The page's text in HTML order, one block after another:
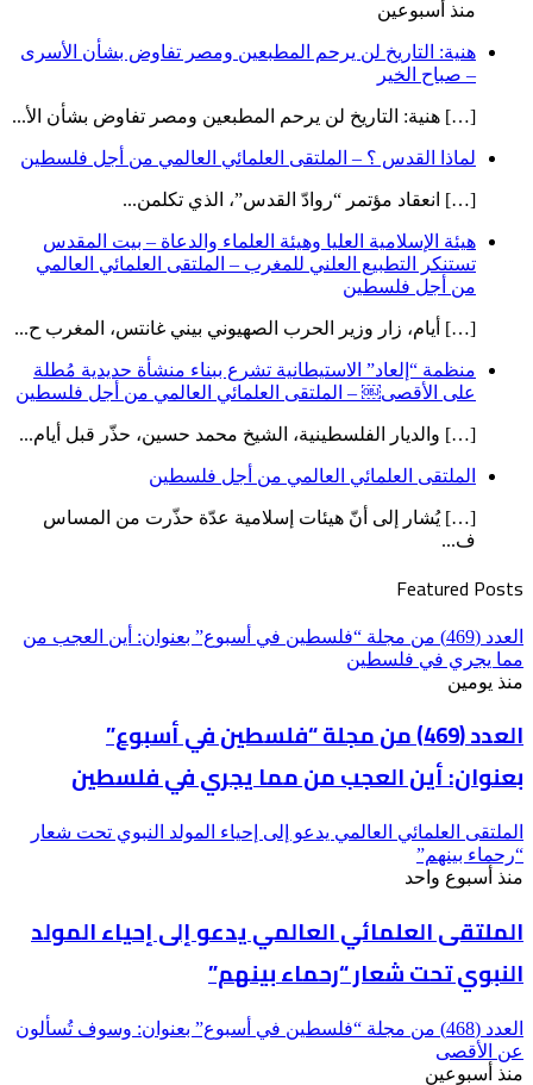
منذ أسبوعين
هنية: التاريخ لن يرحم المطبعين ومصر تفاوض بشأن الأسرى
– صباح الخير
[…] هنية: التاريخ لن يرحم المطبعين ومصر تفاوض بشأن الأ...
لماذا القدس ؟ – الملتقى العلمائي العالمي من أجل فلسطين
[…] انعقاد مؤتمر “روادّ القدس”، الذي تكلمن...
هيئة الإسلامية العليا وهيئة العلماء والدعاة – بيت المقدس
تستنكر التطبيع العلني للمغرب – الملتقى العلمائي العالمي
من أجل فلسطين
[…] أيام، زار وزير الحرب الصهيوني بيني غانتس، المغرب ح...
منظمة “إلعاد” الاستيطانية تشرع ببناء منشأة حديدية مُطلة
على الأقصى￼ – الملتقى العلمائي العالمي من أجل فلسطين
[…] والديار الفلسطينية، الشيخ محمد حسين، حذّر قبل أيام...
الملتقى العلمائي العالمي من أجل فلسطين
[…] يُشار إلى أنّ هيئات إسلامية عدّة حذّرت من المساس
ف...
Featured Posts
العدد (469) من مجلة “فلسطين في أسبوع” بعنوان: أين العجب من
مما يجري في فلسطين
منذ يومين
العدد (469) من مجلة “فلسطين في أسبوع”
بعنوان: أين العجب من مما يجري في فلسطين
الملتقى العلمائي العالمي يدعو إلى إحياء المولد النبوي تحت شعار
“رحماء بينهم”
منذ أسبوع واحد
الملتقى العلمائي العالمي يدعو إلى إحياء المولد
النبوي تحت شعار “رحماء بينهم”
العدد (468) من مجلة “فلسطين في أسبوع” بعنوان: وسوف تُسألون
عن الأقصى
منذ أسبوعين